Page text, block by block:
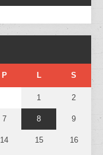
P L S
1 2
7 8 9
14 15 16